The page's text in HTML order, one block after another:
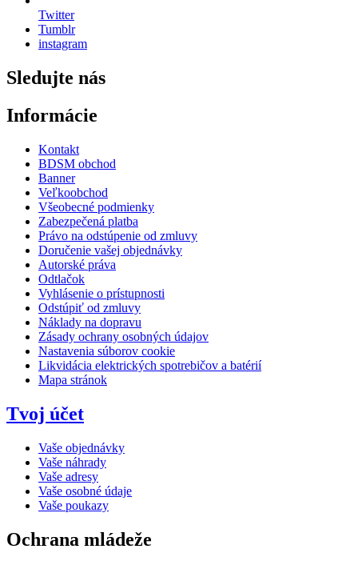
Twitter
Tumblr
instagram
Sledujte nás
Informácie
Kontakt
BDSM obchod
Banner
Veľkoobchod
Všeobecné podmienky
Zabezpečená platba
Právo na odstúpenie od zmluvy
Doručenie vašej objednávky
Autorské práva
Odtlačok
Vyhlásenie o prístupnosti
Odstúpiť od zmluvy
Náklady na dopravu
Zásady ochrany osobných údajov
Nastavenia súborov cookie
Likvidácia elektrických spotrebičov a batérií
Mapa stránok
Tvoj účet
Vaše objednávky
Vaše náhrady
Vaše adresy
Vaše osobné údaje
Vaše poukazy
Ochrana mládeže